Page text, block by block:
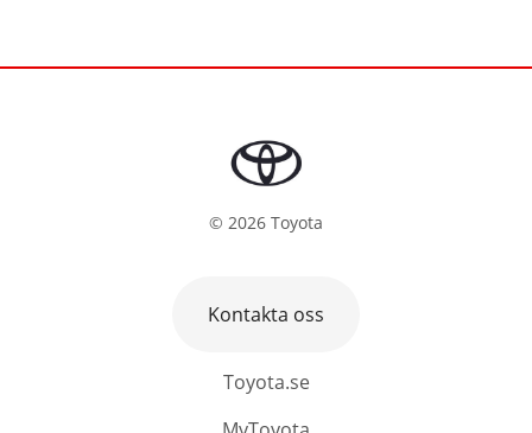
© 2026 Toyota
Toyota.se
Kontakta oss